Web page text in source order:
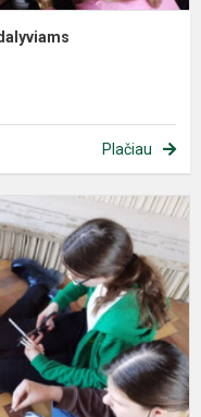
Plačiau